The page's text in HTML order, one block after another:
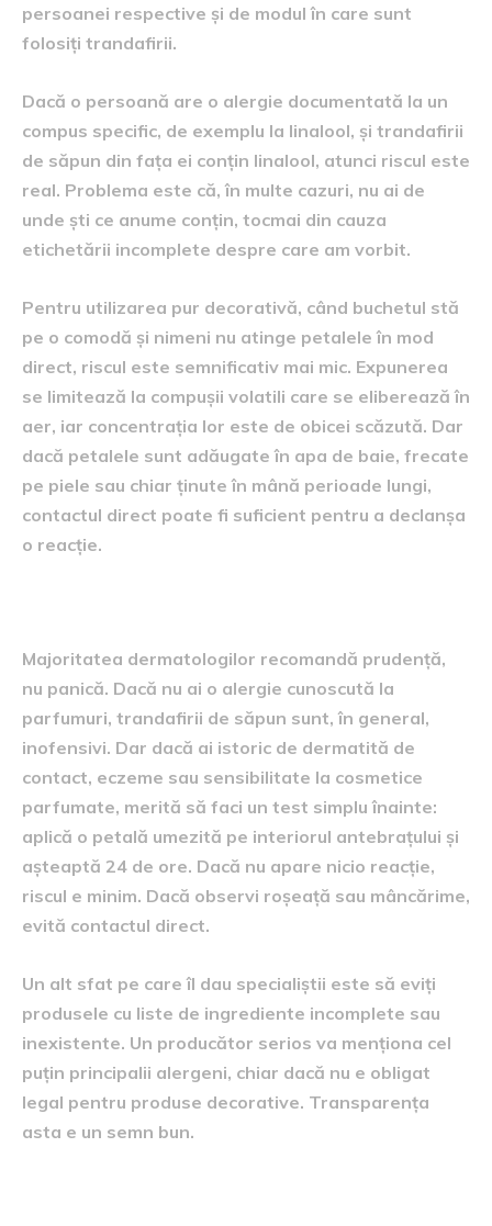
persoanei respective și de modul în care sunt
folosiți trandafirii.
Dacă o persoană are o alergie documentată la un
compus specific, de exemplu la linalool, și trandafirii
de săpun din fața ei conțin linalool, atunci riscul este
real. Problema este că, în multe cazuri, nu ai de
unde ști ce anume conțin, tocmai din cauza
etichetării incomplete despre care am vorbit.
Pentru utilizarea pur decorativă, când buchetul stă
pe o comodă și nimeni nu atinge petalele în mod
direct, riscul este semnificativ mai mic. Expunerea
se limitează la compușii volatili care se eliberează în
aer, iar concentrația lor este de obicei scăzută. Dar
dacă petalele sunt adăugate în apa de baie, frecate
pe piele sau chiar ținute în mână perioade lungi,
contactul direct poate fi suficient pentru a declanșa
o reacție.
Majoritatea dermatologilor recomandă prudență,
nu panică. Dacă nu ai o alergie cunoscută la
parfumuri, trandafirii de săpun sunt, în general,
inofensivi. Dar dacă ai istoric de dermatită de
contact, eczeme sau sensibilitate la cosmetice
parfumate, merită să faci un test simplu înainte:
aplică o petală umezită pe interiorul antebrațului și
așteaptă 24 de ore. Dacă nu apare nicio reacție,
riscul e minim. Dacă observi roșeață sau mâncărime,
evită contactul direct.
Un alt sfat pe care îl dau specialiștii este să eviți
produsele cu liste de ingrediente incomplete sau
inexistente. Un producător serios va menționa cel
puțin principalii alergeni, chiar dacă nu e obligat
legal pentru produse decorative. Transparența
asta e un semn bun.